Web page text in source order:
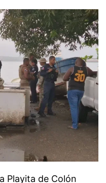
Playita de Colón